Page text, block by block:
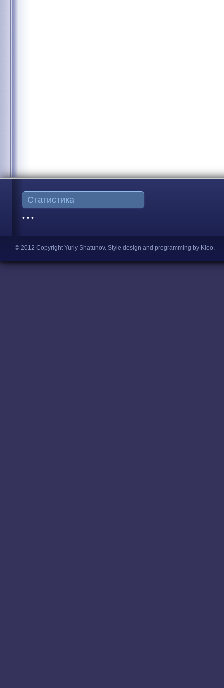
Статистика
• • •
© 2012 Copyright Yuriy Shatunov. Style design and programming by Kleo.